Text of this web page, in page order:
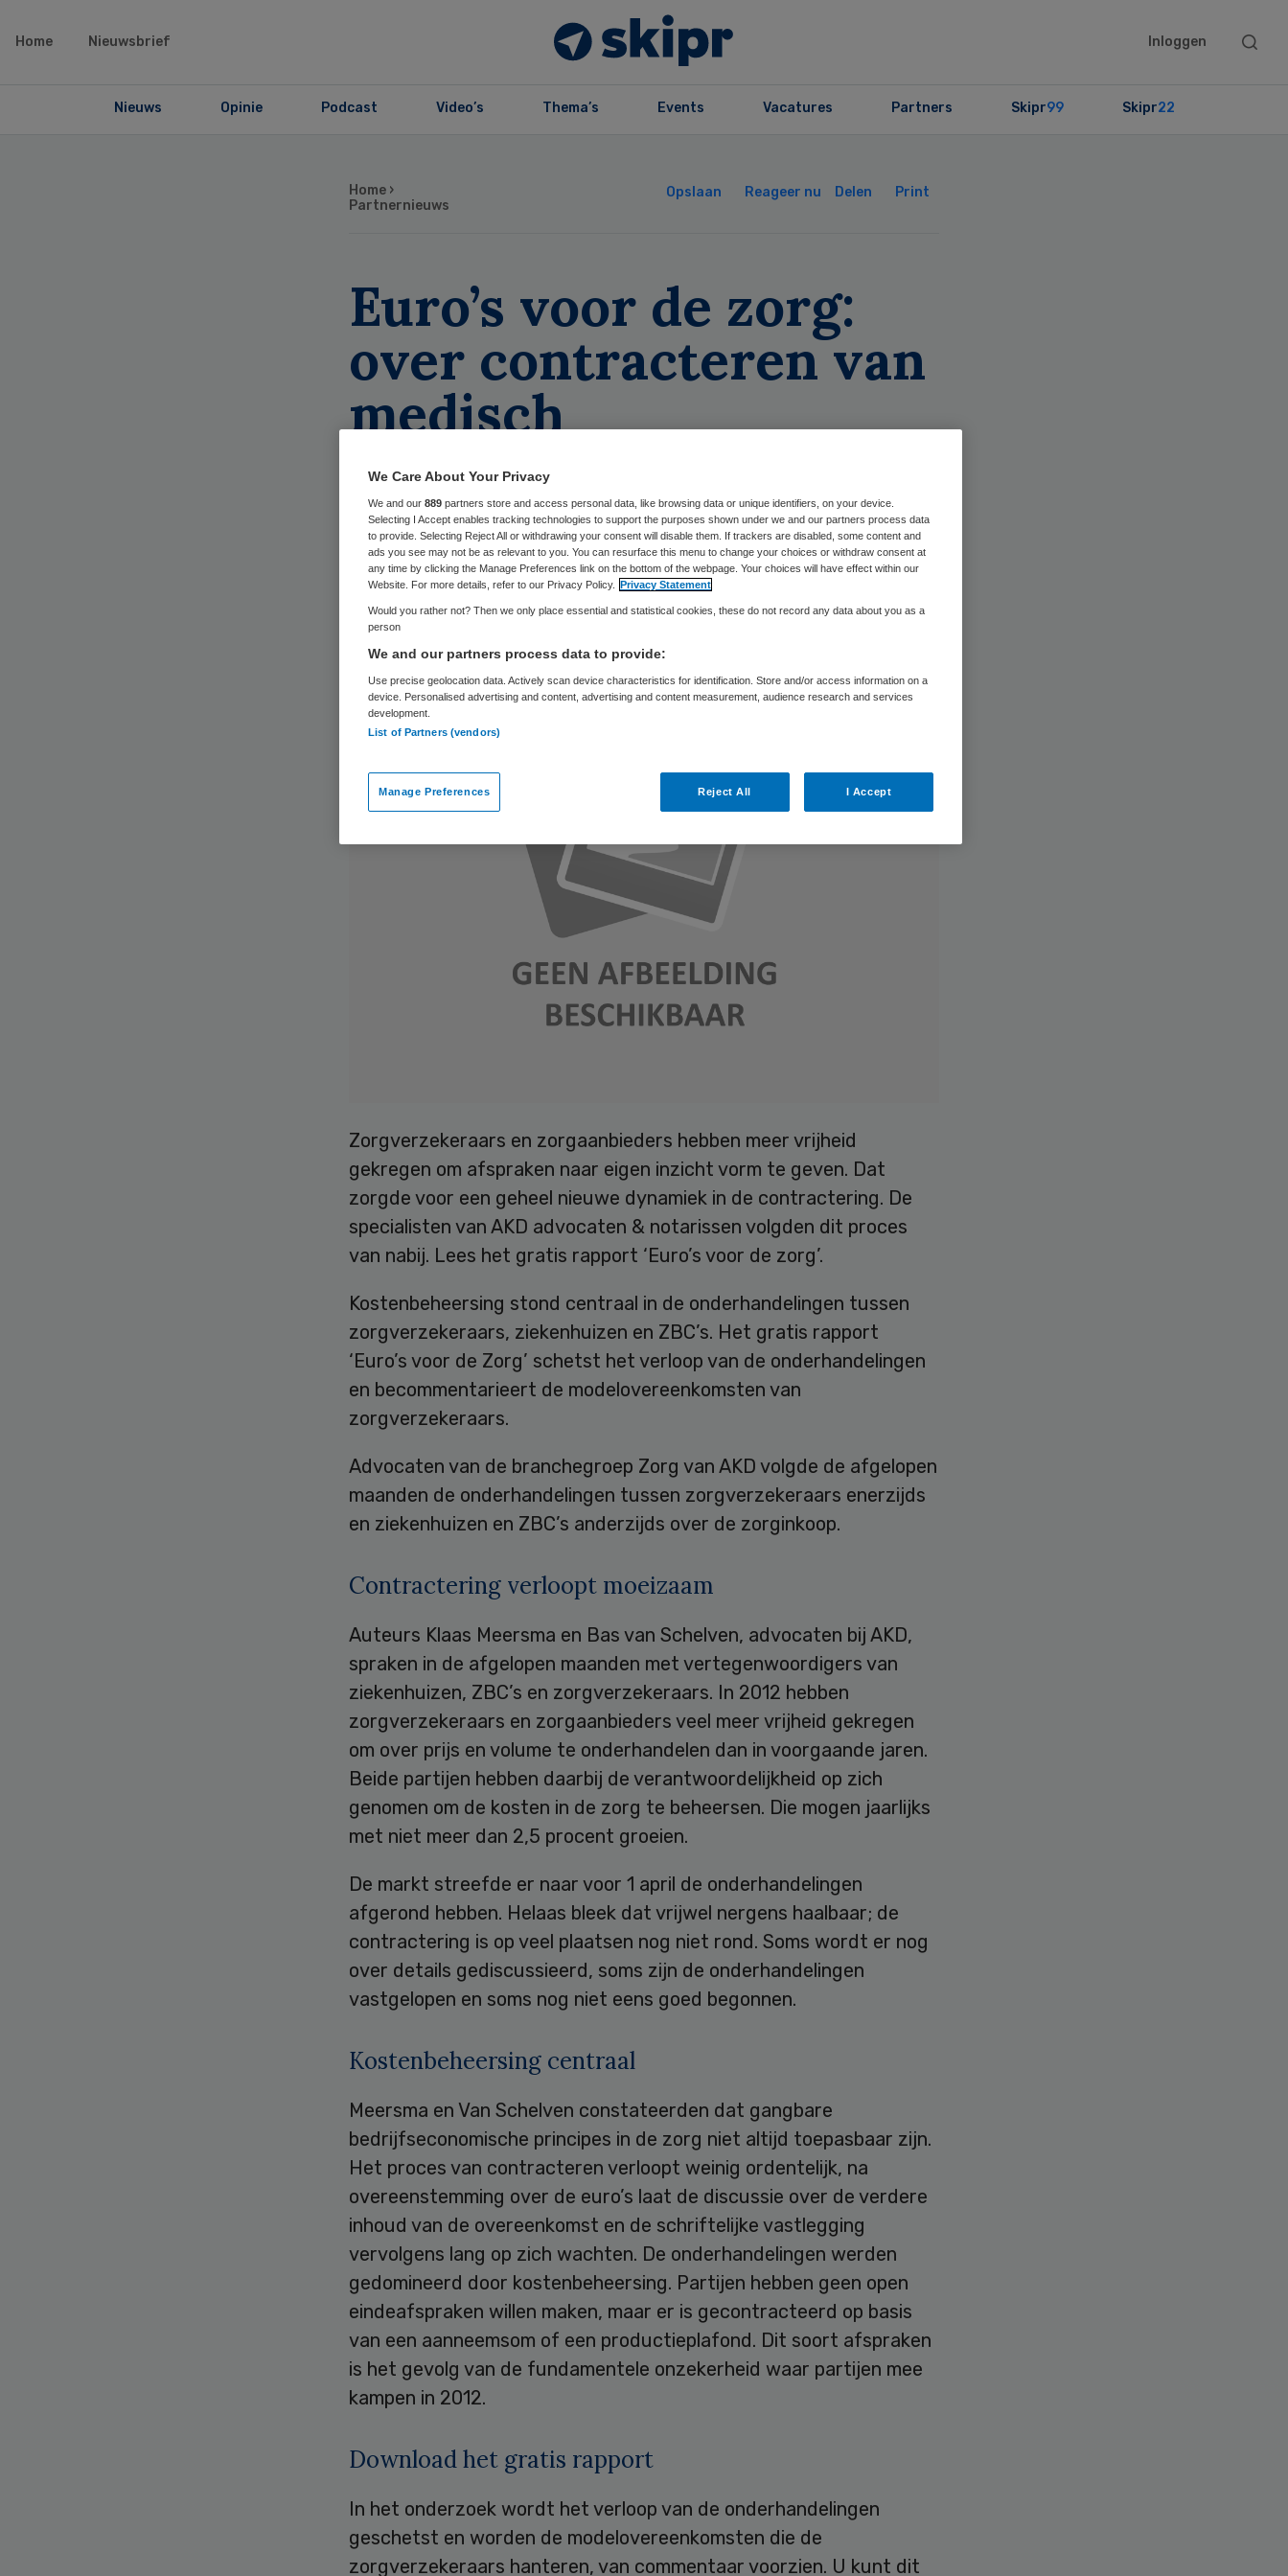
Home Nieuwsbrief Inloggen
Search
Nieuws Opinie Podcast Video’s Thema’s Events Vacatures Partners Skipr99 Skipr22
Home ›
Partnernieuws
Opslaan Reageer nu Delen Print
Euro’s voor de zorg:
over contracteren van
medisch
specialistische zorg in
2012
Skipr Redactie 27 juni 2012,06:00 44 keer gelezen
Zorgverzekeraars en zorgaanbieders hebben meer vrijheid
gekregen om afspraken naar eigen inzicht vorm te geven. Dat
zorgde voor een geheel nieuwe dynamiek in de contractering. De
specialisten van AKD advocaten & notarissen volgden dit proces
van nabij. Lees het gratis rapport ‘Euro’s voor de zorg’.
Kostenbeheersing stond centraal in de onderhandelingen tussen
zorgverzekeraars, ziekenhuizen en ZBC’s. Het gratis rapport
‘Euro’s voor de Zorg’ schetst het verloop van de onderhandelingen
en becommentarieert de modelovereenkomsten van
zorgverzekeraars.
Advocaten van de branchegroep Zorg van AKD volgde de afgelopen
maanden de onderhandelingen tussen zorgverzekeraars enerzijds
en ziekenhuizen en ZBC’s anderzijds over de zorginkoop.
Contractering verloopt moeizaam
Auteurs Klaas Meersma en Bas van Schelven, advocaten bij AKD,
spraken in de afgelopen maanden met vertegenwoordigers van
ziekenhuizen, ZBC’s en zorgverzekeraars. In 2012 hebben
zorgverzekeraars en zorgaanbieders veel meer vrijheid gekregen
om over prijs en volume te onderhandelen dan in voorgaande jaren.
Beide partijen hebben daarbij de verantwoordelijkheid op zich
genomen om de kosten in de zorg te beheersen. Die mogen jaarlijks
met niet meer dan 2,5 procent groeien.
De markt streefde er naar voor 1 april de onderhandelingen
afgerond hebben. Helaas bleek dat vrijwel nergens haalbaar; de
contractering is op veel plaatsen nog niet rond. Soms wordt er nog
over details gediscussieerd, soms zijn de onderhandelingen
vastgelopen en soms nog niet eens goed begonnen.
Kostenbeheersing centraal
Meersma en Van Schelven constateerden dat gangbare
bedrijfseconomische principes in de zorg niet altijd toepasbaar zijn.
Het proces van contracteren verloopt weinig ordentelijk, na
overeenstemming over de euro’s laat de discussie over de verdere
inhoud van de overeenkomst en de schriftelijke vastlegging
vervolgens lang op zich wachten. De onderhandelingen werden
gedomineerd door kostenbeheersing. Partijen hebben geen open
eindeafspraken willen maken, maar er is gecontracteerd op basis
van een aanneemsom of een productieplafond. Dit soort afspraken
is het gevolg van de fundamentele onzekerheid waar partijen mee
kampen in 2012.
Download het gratis rapport
In het onderzoek wordt het verloop van de onderhandelingen
geschetst en worden de modelovereenkomsten die de
zorgverzekeraars hanteren, van commentaar voorzien. U kunt dit
We Care About Your Privacy
We and our 889 partners store and access personal data, like browsing data or unique identifiers, on your device.
Selecting I Accept enables tracking technologies to support the purposes shown under we and our partners process data
to provide. Selecting Reject All or withdrawing your consent will disable them. If trackers are disabled, some content and
ads you see may not be as relevant to you. You can resurface this menu to change your choices or withdraw consent at
any time by clicking the Manage Preferences link on the bottom of the webpage. Your choices will have effect within our
Website. For more details, refer to our Privacy Policy. Privacy Statement
Would you rather not? Then we only place essential and statistical cookies, these do not record any data about you as a
person
We and our partners process data to provide:
Use precise geolocation data. Actively scan device characteristics for identification. Store and/or access information on a
device. Personalised advertising and content, advertising and content measurement, audience research and services
development.
List of Partners (vendors)
Manage Preferences Reject All I Accept